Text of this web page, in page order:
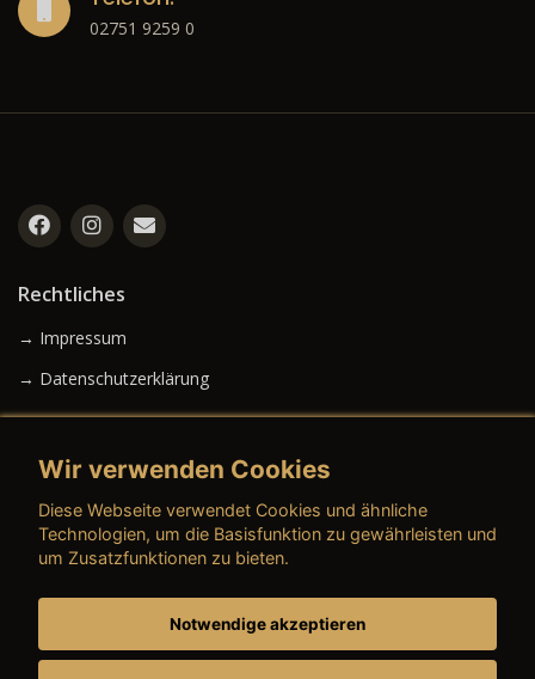
02751 9259 0
Rechtliches
→ Impressum
→ Datenschutzerklärung
→ AGB (Gebrauchtwagen)
→ AGB (Teile & Zubehör)
Wir verwenden Cookies
Diese Webseite verwendet Cookies und ähnliche
Technologien, um die Basisfunktion zu gewährleisten und
um Zusatzfunktionen zu bieten.
Notwendige akzeptieren